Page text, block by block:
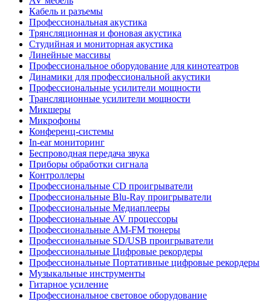
Кабель и разъемы
Профессиональная акустика
Трянсляционная и фоновая акустика
Студийная и мониторная акустика
Линейные массивы
Профессиональное оборудование для кинотеатров
Динамики для профессиональной акустики
Профессиональные усилители мощности
Трансляционные усилители мощности
Микшеры
Микрофоны
Конференц-системы
In-ear мониторинг
Беспроводная передача звука
Приборы обработки сигнала
Контроллеры
Профессиональные СD проигрыватели
Профессиональные Blu-Ray проигрыватели
Профессиональные Медиаплееры
Профессиональные AV процессоры
Профессиональные AM-FM тюнеры
Профессиональные SD/USB проигрыватели
Профессиональные Цифровые рекордеры
Профессиональные Портативные цифровые рекордеры
Музыкальные инструменты
Гитарное усиление
Профессиональное световое оборудование